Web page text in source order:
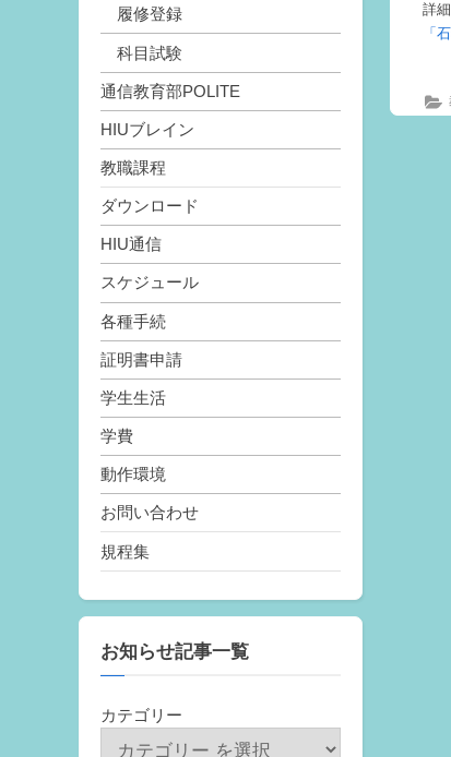
詳
「
履修登録
科目試験
通信教育部POLITE
HIUブレイン
教職課程
ダウンロード
HIU通信
スケジュール
各種手続
証明書申請
学生生活
学費
動作環境
お問い合わせ
規程集
お知らせ記事一覧
カテゴリー